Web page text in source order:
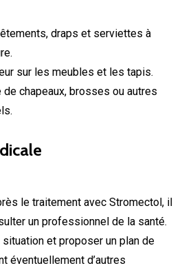
draps et serviettes à
sur les meubles et les tapis.
de chapeaux, brosses ou autres
le traitement avec Stromectol, il
un professionnel de la santé.
et proposer un plan de
éventuellement d’autres